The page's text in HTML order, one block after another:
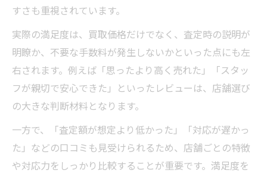
満足できる体験談で安心の買取を目指す方法
安心できるリサイクルショップ体験談の活
用法
体験談に学ぶリサイクルショップ買取の安
心感
リサイクルショップの買取満足度が高い理
由
レビューが伝えるリサイクルショップの安
心対応
すさも重視されています。
実際の満足度は、買取価格だけでなく、査定時の説明が
明瞭か、不要な手数料が発生しないかといった点にも左
右されます。例えば「思ったより高く売れた」「スタッ
フが親切で安心できた」といったレビューは、店舗選び
の大きな判断材料となります。
一方で、「査定額が想定より低かった」「対応が遅かっ
た」などの口コミも見受けられるため、店舗ごとの特徴
や対応力をしっかり比較することが重要です。満足度を